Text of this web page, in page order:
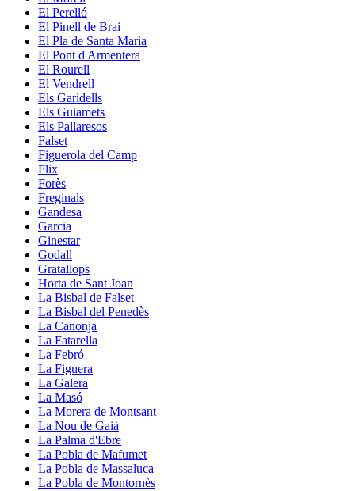
El Perelló
El Pinell de Brai
El Pla de Santa Maria
El Pont d'Armentera
El Rourell
El Vendrell
Els Garidells
Els Guiamets
Els Pallaresos
Falset
Figuerola del Camp
Flix
Forès
Freginals
Gandesa
Garcia
Ginestar
Godall
Gratallops
Horta de Sant Joan
La Bisbal de Falset
La Bisbal del Penedès
La Canonja
La Fatarella
La Febró
La Figuera
La Galera
La Masó
La Morera de Montsant
La Nou de Gaià
La Palma d'Ebre
La Pobla de Mafumet
La Pobla de Massaluca
La Pobla de Montornès